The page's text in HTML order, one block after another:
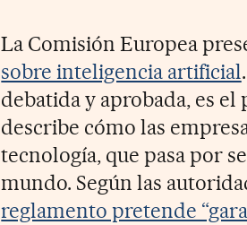
La Comisión Europea
sobre inteligencia artificial
debatida y aprobada, es
describe cómo las
tecnología, que pasa por
mundo. Según las
reglamento pretende